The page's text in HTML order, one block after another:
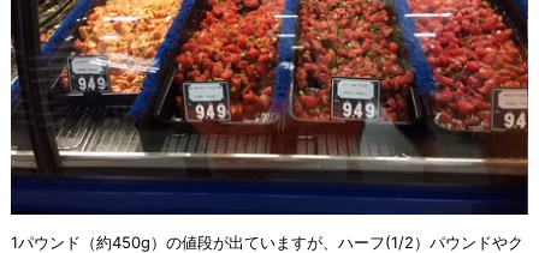
1パウンド（約450g）の値段が出ていますが、ハーフ(1/2）パウンドやク